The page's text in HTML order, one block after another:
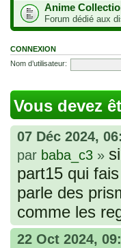
Anime
Forum dédié aux
CONNEXION
Nom d’utilisateur:
Vous devez
07 Déc 2024,
par baba_c3 »
part15 qui
parle des
comme les
22 Oct 2024,